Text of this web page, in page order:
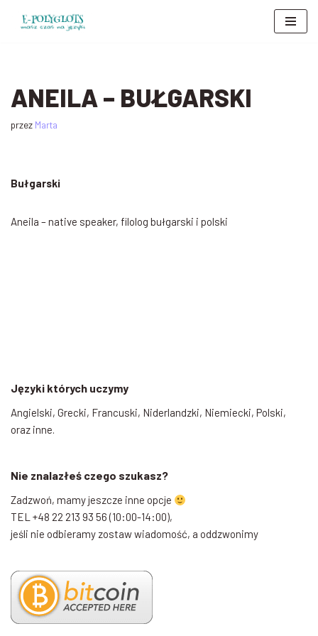
ANEILA – BUŁGARSKI
przez Marta
Bułgarski
Aneila – native speaker, filolog bułgarski i polski
Języki których uczymy
Angielski, Grecki, Francuski, Niderlandzki, Niemiecki, Polski,
oraz inne.
Nie znalazłeś czego szukasz?
Zadzwoń, mamy jeszcze inne opcje
TEL +48 22 213 93 56 (10:00-14:00),
jeśli nie odbieramy zostaw wiadomość, a oddzwonimy